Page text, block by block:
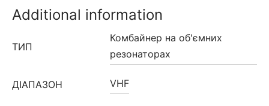
Additional information
ТИП
Комбайнер на об'ємних
резонаторах
ДІАПАЗОН VHF